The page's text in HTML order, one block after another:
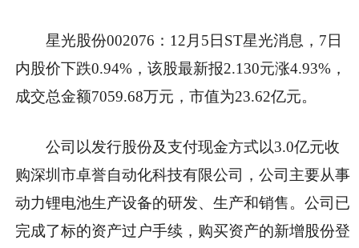
星光股份002076：12月5日ST星光消息，7日
内股价下跌0.94%，该股最新报2.130元涨4.93%，
成交总金额7059.68万元，市值为23.62亿元。
公司以发行股份及支付现金方式以3.0亿元收
购深圳市卓誉自动化科技有限公司，公司主要从事
动力锂电池生产设备的研发、生产和销售。公司已
完成了标的资产过户手续，购买资产的新增股份登